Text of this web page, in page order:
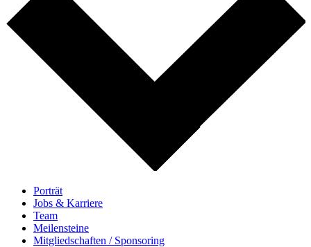
Porträt
Jobs & Karriere
Team
Meilensteine
Mitgliedschaften / Sponsoring